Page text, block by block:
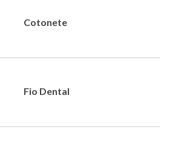
Cotonete
Fio Dental